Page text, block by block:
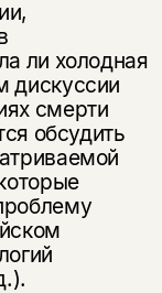
ли холодная
дискуссии
смерти
обсудить